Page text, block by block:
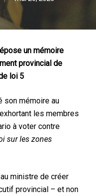
un mémoire
provincial de
loi 5
son mémoire au
les membres
à voter contre
sur les zones
ministre de créer
provincial – et non